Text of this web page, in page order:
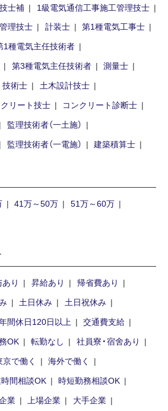
士補
1級電気通信工事施工管理技士
理技士
計装士
第1種電気工事士
1種電気主任技術者
第3種電気主任技術者
測量士
技術士
土木設計技士
リート技士
コンクリート診断士
監理技術者（一土施）
監理技術者（一電施） 建築積算士
41万～50万
51万～60万
り 昇給あり
帰省費あり
土日休み
土日祝休み
間休日120日以上
交通費支給
OK 転勤なし
社員寮・宿舍あり
京で働く
海外で働く
間相談OK
時短勤務相談OK
業 上場企業
大手企業